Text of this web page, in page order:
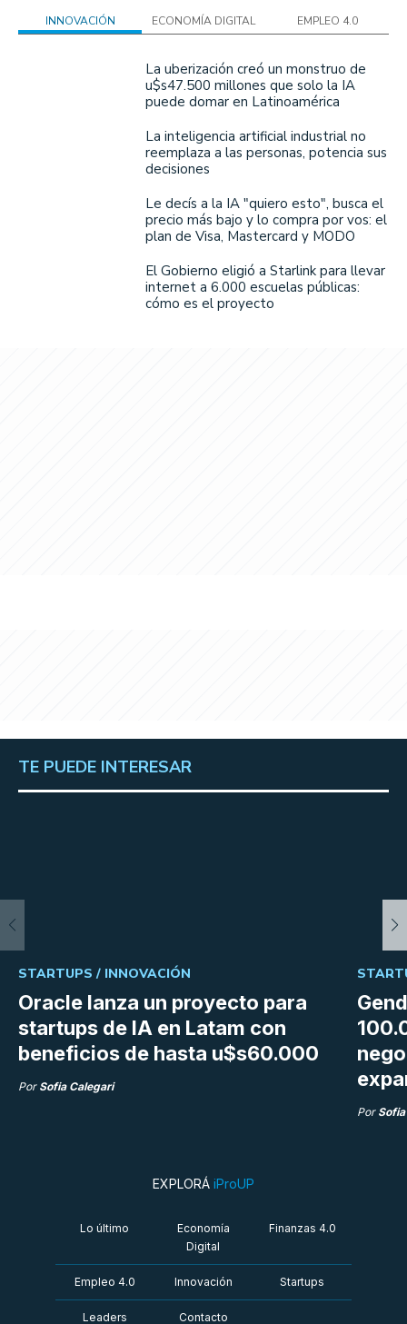
INNOVACIÓN ECONOMÍA DIGITAL EMPLEO 4.0
La uberización creó un monstruo de
u$s47.500 millones que solo la IA
puede domar en Latinoamérica
La inteligencia artificial industrial no
reemplaza a las personas, potencia sus
decisiones
Le decís a la IA "quiero esto", busca el
precio más bajo y lo compra por vos: el
plan de Visa, Mastercard y MODO
El Gobierno eligió a Starlink para llevar
internet a 6.000 escuelas públicas:
cómo es el proyecto
TE PUEDE INTERESAR
Oracle lanza un proyecto para
startups de IA en Latam con
beneficios de hasta u$s60.000
STARTUPS / INNOVACIÓN
Por Sofia Calegari
Por
EXPLORÁ iProUP
Lo último
Economía
Digital
Finanzas 4.0
Empleo 4.0 Innovación Startups
Leaders Contacto